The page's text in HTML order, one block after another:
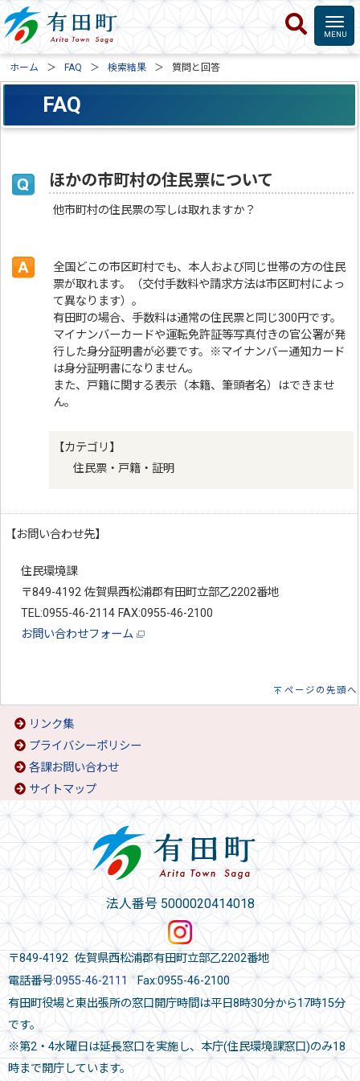
ホーム FAQ 検索結果 質問と回答
FAQ
ほかの市町村の住民票について
他市町村の住民票の写しは取れますか？
全国どこの市区町村でも、本人および同じ世帯の方の住民
票が取れます。（交付手数料や請求方法は市区町村によっ
て異なります）。
有田町の場合、手数料は通常の住民票と同じ300円です。
マイナンバーカードや運転免許証等写真付きの官公署が発
行した身分証明書が必要です。※マイナンバー通知カード
は身分証明書になりません。
また、戸籍に関する表示（本籍、筆頭者名）はできませ
ん。
【カテゴリ】
住民票・戸籍・証明
【お問い合わせ先】
住民環境課
〒849-4192 佐賀県西松浦郡有田町立部乙2202番地
TEL:0955-46-2114 FAX:0955-46-2100
お問い合わせフォーム
ページの先頭へ
リンク集
プライバシーポリシー
各課お問い合わせ
サイトマップ
法人番号 5000020414018
〒849-4192 佐賀県西松浦郡有田町立部乙2202番地
電話番号:0955-46-2111 Fax:0955-46-2100
有田町役場と東出張所の窓口開庁時間は平日8時30分から17時15分
です。
※第2・4水曜日は延長窓口を実施し、本庁(住民環境課窓口)のみ18
時まで開庁しています。